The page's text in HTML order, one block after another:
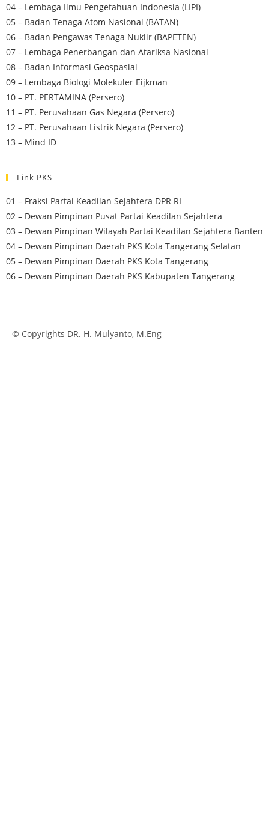
04 – Lembaga Ilmu Pengetahuan Indonesia (LIPI)
05 – Badan Tenaga Atom Nasional (BATAN)
06 – Badan Pengawas Tenaga Nuklir (BAPETEN)
07 – Lembaga Penerbangan dan Atariksa Nasional
08 – Badan Informasi Geospasial
09 – Lembaga Biologi Molekuler Eijkman
10 – PT. PERTAMINA (Persero)
11 – PT. Perusahaan Gas Negara (Persero)
12 – PT. Perusahaan Listrik Negara (Persero)
13 – Mind ID
Link PKS
01 – Fraksi Partai Keadilan Sejahtera DPR RI
02 – Dewan Pimpinan Pusat Partai Keadilan Sejahtera
03 – Dewan Pimpinan Wilayah Partai Keadilan Sejahtera Banten
04 – Dewan Pimpinan Daerah PKS Kota Tangerang Selatan
05 – Dewan Pimpinan Daerah PKS Kota Tangerang
06 – Dewan Pimpinan Daerah PKS Kabupaten Tangerang
© Copyrights DR. H. Mulyanto, M.Eng